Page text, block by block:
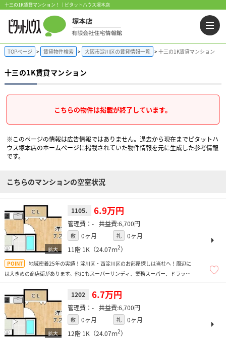
十三の1K賃貸マンション！｜ピタットハウス塚本店
TOPページ 賃貸物件検索 大阪市淀川区の賃貸情報一覧 十三の1K賃貸マンション
十三の1K賃貸マンション
こちらの物件は掲載が終了しています。
※このページの情報は広告情報ではありません。過去から現在までピタットハ
ウス塚本店のホームぺージに掲載されていた物件情報を元に生成した参考情報
です。
こちらのマンションの空室状況
1105. 6.9万円
- 6,700円
敷 0ヶ月 礼
0ヶ月
11階 1K（24.07ｍ2）
地域密着25年の実績！淀川区・西淀川区のお部屋探しは当社へ！周辺に
は大きめの商店街があります。他にもスーパーサンディ、業務スーパー、ドラッグ
ストア多数、飲食店多数、コンビニ多数、ドン・キホーテなどがあり、便利です
1202 6.7万円
- 6,700円
敷 0ヶ月 礼
0ヶ月
12階 1K（24.07ｍ2）